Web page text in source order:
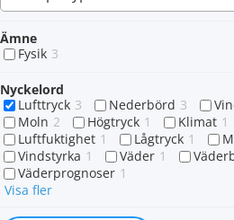
Ämne
Fysik 3
Nyckelord
Lufttryck 3 Nederbörd 3
Moln 2 Högtryck 1 Klimat 1
Luftfuktighet 1 Lågtryck 1
Vindstyrka 1 Väder 1
Väderprognoser 1
Visa fler